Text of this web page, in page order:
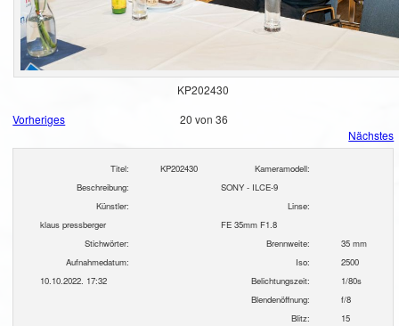
KP202430
Vorheriges
20 von 36
Nächstes
Titel:
KP202430
Beschreibung:
Künstler:
klaus pressberger
Stichwörter:
Aufnahmedatum:
10.10.2022. 17:32
Kameramodell:
SONY - ILCE-9
Linse:
FE 35mm F1.8
Brennweite:
35 mm
Iso:
2500
Belichtungszeit:
1/80s
Blendenöffnung:
f/8
Blitz:
15